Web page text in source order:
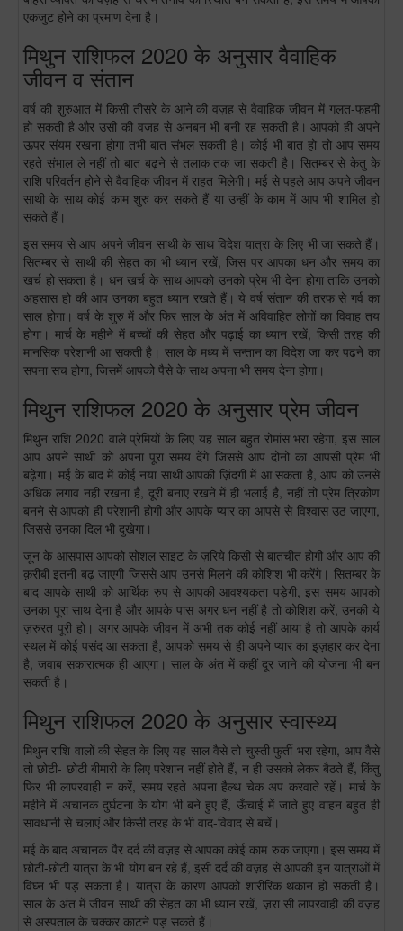
एकजुट होने का प्रमाण देना है।
मिथुन राशिफल 2020 के अनुसार वैवाहिक
जीवन व संतान
वर्ष की शुरुआत में किसी तीसरे के आने की वज़ह से वैवाहिक जीवन में गलत-फहमी
हो सकती है और उसी की वज़ह से अनबन भी बनी रह सकती है। आपको ही अपने
ऊपर संयम रखना होगा तभी बात संभल सकती है। कोई भी बात हो तो आप समय
रहते संभाल ले नहीं तो बात बढ़ने से तलाक तक जा सकती है। सितम्बर से केतु के
राशि परिवर्तन होने से वैवाहिक जीवन में राहत मिलेगी। मई से पहले आप अपने जीवन
साथी के साथ कोई काम शुरु कर सकते हैं या उन्हीं के काम में आप भी शामिल हो
सकते हैं।
इस समय से आप अपने जीवन साथी के साथ विदेश यात्रा के लिए भी जा सकते हैं।
सितम्बर से साथी की सेहत का भी ध्यान रखें, जिस पर आपका धन और समय का
खर्च हो सकता है। धन खर्च के साथ आपको उनको प्रेम भी देना होगा ताकि उनको
अहसास हो की आप उनका बहुत ध्यान रखते हैं। ये वर्ष संतान की तरफ से गर्व का
साल होगा। वर्ष के शुरु में और फिर साल के अंत में अविवाहित लोगों का विवाह तय
होगा। मार्च के महीने में बच्चों की सेहत और पढ़ाई का ध्यान रखें, किसी तरह की
मानसिक परेशानी आ सकती है। साल के मध्य में सन्तान का विदेश जा कर पढने का
सपना सच होगा, जिसमें आपको पैसे के साथ अपना भी समय देना होगा।
मिथुन राशिफल 2020 के अनुसार प्रेम जीवन
मिथुन राशि 2020 वाले प्रेमियों के लिए यह साल बहुत रोमांस भरा रहेगा, इस साल
आप अपने साथी को अपना पूरा समय देंगे जिससे आप दोनो का आपसी प्रेम भी
बढ़ेगा। मई के बाद में कोई नया साथी आपकी ज़िंदगी में आ सकता है, आप को उनसे
अधिक लगाव नही रखना है, दूरी बनाए रखने में ही भलाई है, नहीं तो प्रेम त्रिकोण
बनने से आपको ही परेशानी होगी और आपके प्यार का आपसे से विश्वास उठ जाएगा,
जिससे उनका दिल भी दुखेगा।
जून के आसपास आपको सोशल साइट के ज़रिये किसी से बातचीत होगी और आप की
क़रीबी इतनी बढ़ जाएगी जिससे आप उनसे मिलने की कोशिश भी करेंगे। सितम्बर के
बाद आपके साथी को आर्थिक रुप से आपकी आवश्यकता पड़ेगी, इस समय आपको
उनका पूरा साथ देना है और आपके पास अगर धन नहीं है तो कोशिश करें, उनकी ये
ज़रुरत पूरी हो। अगर आपके जीवन में अभी तक कोई नहीं आया है तो आपके कार्य
स्थल में कोई पसंद आ सकता है, आपको समय से ही अपने प्यार का इज़हार कर देना
है, जवाब सकारात्मक ही आएगा। साल के अंत में कहीं दूर जाने की योजना भी बन
सकती है।
मिथुन राशिफल 2020 के अनुसार स्वास्थ्य
मिथुन राशि वालों की सेहत के लिए यह साल वैसे तो चुस्ती फुर्ती भरा रहेगा, आप वैसे
तो छोटी- छोटी बीमारी के लिए परेशान नहीं होते हैं, न ही उसको लेकर बैठते हैं, किंतु
फिर भी लापरवाही न करें, समय रहते अपना हैल्थ चेक अप करवाते रहें। मार्च के
महीने में अचानक दुर्घटना के योग भी बने हुए हैं, ऊँचाई में जाते हुए वाहन बहुत ही
सावधानी से चलाएं और किसी तरह के भी वाद-विवाद से बचें।
मई के बाद अचानक पैर दर्द की वज़ह से आपका कोई काम रुक जाएगा। इस समय में
छोटी-छोटी यात्रा के भी योग बन रहे हैं, इसी दर्द की वज़ह से आपकी इन यात्राओं में
विघ्न भी पड़ सकता है। यात्रा के कारण आपको शारीरिक थकान हो सकती है।
साल के अंत में जीवन साथी की सेहत का भी ध्यान रखें, ज़रा सी लापरवाही की वज़ह
से अस्पताल के चक्कर काटने पड़ सकते हैं।